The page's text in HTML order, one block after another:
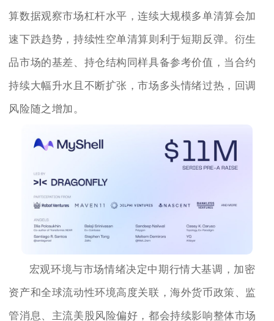
算数据观察市场杠杆水平，连续大规模多单清算会加
速下跌趋势，持续性空单清算则利于短期反弹。衍生
品市场的基差、持仓结构同样具备参考价值，当合约
持续大幅升水且不断扩张，市场多头情绪过热，回调
风险随之增加。
宏观环境与市场情绪决定中期行情大基调，加密
资产和全球流动性环境高度关联，海外货币政策、监
管消息、主流美股风险偏好，都会持续影响整体市场